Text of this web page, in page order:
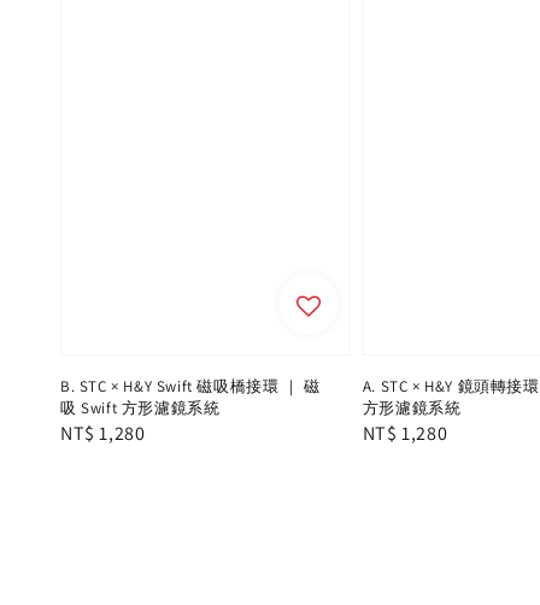
B. STC × H&Y Swift 磁吸橋接環 ｜ 磁
吸 Swift 方形濾鏡系統
Regular
NT$ 1,280
A. STC × H&Y 鏡頭轉接
方形濾鏡系統
Regular
NT$ 1,280